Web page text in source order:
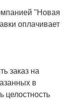
"Новая
оплачивает
заказ на
в
целостность